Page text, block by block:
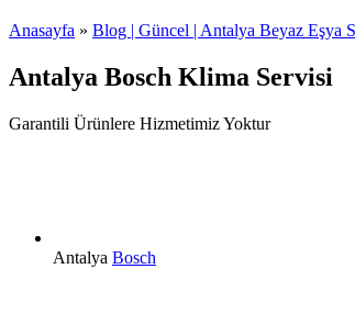
Anasayfa » Blog | Güncel | Antalya Beyaz Eşya
Antalya Bosch Klima Servisi
Garantili Ürünlere Hizmetimiz Yoktur
Antalya Bosch